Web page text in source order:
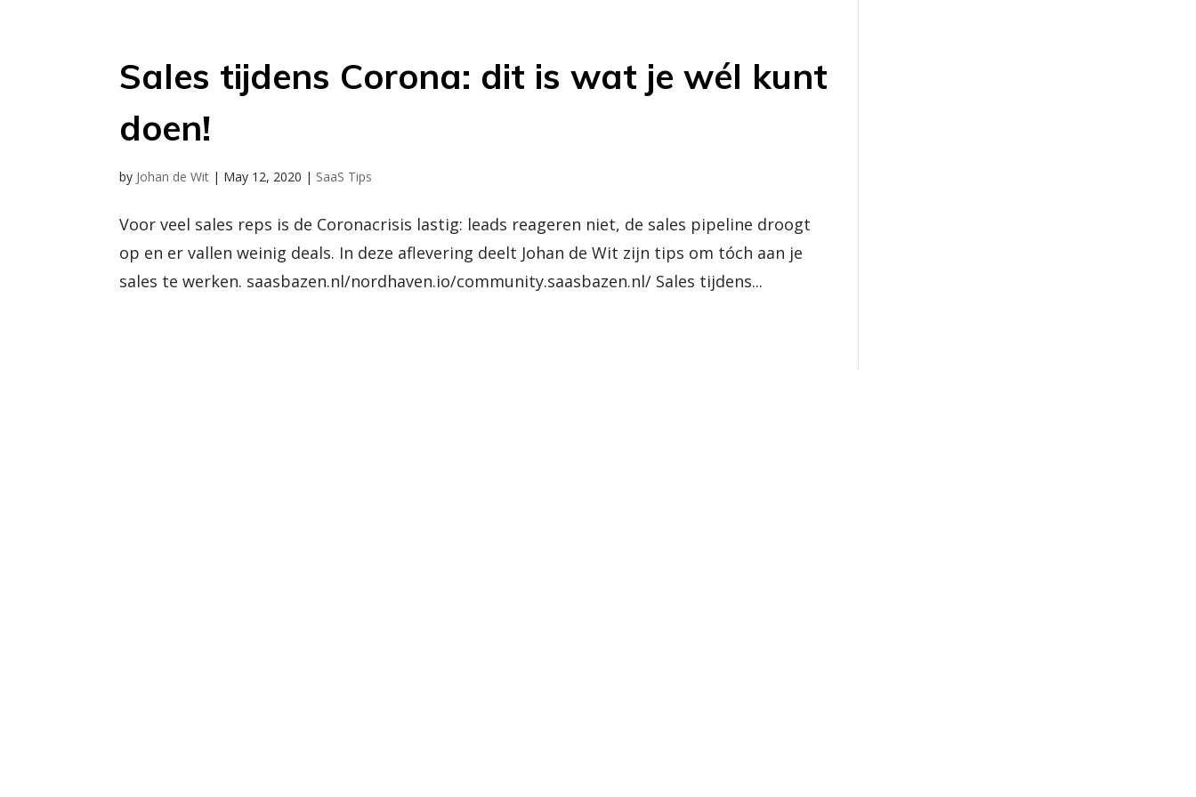
Sales tijdens Corona: dit is wat je wél kunt
doen!
by Johan de Wit | May 12, 2020 | SaaS Tips
Voor veel sales reps is de Coronacrisis lastig: leads reageren niet, de sales pipeline droogt
op en er vallen weinig deals. In deze aflevering deelt Johan de Wit zijn tips om tóch aan je
sales te werken. saasbazen.nl/nordhaven.io/community.saasbazen.nl/ Sales tijdens...